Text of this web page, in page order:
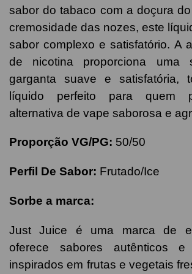
sabor do tabaco com a doçura
cremosidade das nozes, este
sabor complexo e satisfatório. A
de nicotina proporciona uma
garganta suave e satisfatória,
líquido perfeito para quem
alternativa de vape saborosa e
Proporção VG/PG: 50/50
Perfil De Sabor: Frutado/Ice
Sorbe a marca:
Just Juice é uma marca de
oferece sabores autênticos e
inspirados em frutas e vegetais